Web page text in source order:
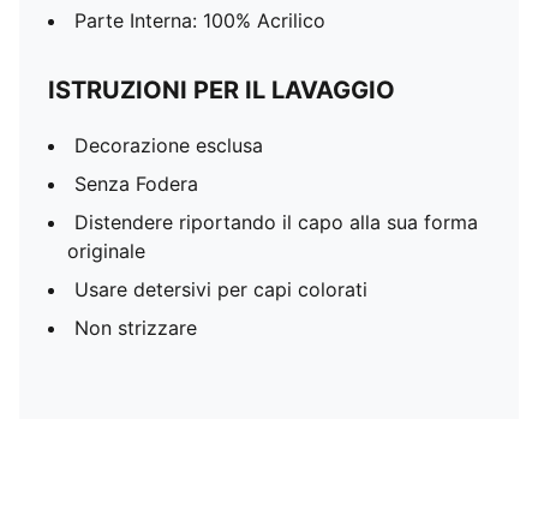
Parte Interna: 100% Acrilico
ISTRUZIONI PER IL LAVAGGIO
Decorazione esclusa
Senza Fodera
Distendere riportando il capo alla sua forma
originale
Usare detersivi per capi colorati
Non strizzare